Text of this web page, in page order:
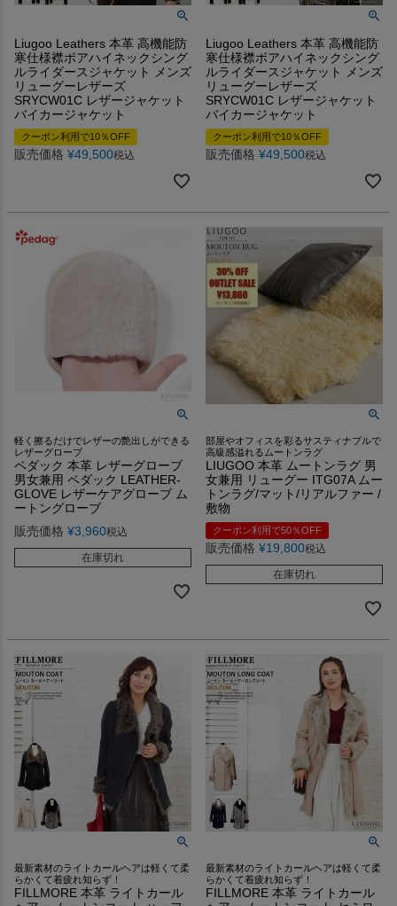
Liugoo Leathers 本革 高機能防
寒仕様襟ボアハイネックシング
ルライダースジャケット メンズ
リューグーレザーズ
SRYCW01C レザージャケット
バイカージャケット
クーポン利用で10％OFF
販売価格 ¥49,500税込
Liugoo Leathers 本革 高機能防
寒仕様襟ボアハイネックシング
ルライダースジャケット メンズ
リューグーレザーズ
SRYCW01C レザージャケット
バイカージャケット
クーポン利用で10％OFF
販売価格 ¥49,500税込
軽く擦るだけでレザーの艶出しができる
レザーグローブ
ペダック 本革 レザーグローブ
男女兼用 ペダック LEATHER-
GLOVE レザーケアグローブ ム
ートングローブ
販売価格 ¥3,960税込
在庫切れ
部屋やオフィスを彩るサスティナブルで
高級感溢れるムートンラグ
LIUGOO 本革 ムートンラグ 男
女兼用 リューグー ITG07A ムー
トンラグ/マット/リアルファー /
敷物
クーポン利用で50％OFF
販売価格 ¥19,800税込
在庫切れ
最新素材のライトカールヘアは軽くて柔
らかくて着疲れ知らず！
FILLMORE 本革 ライトカール
最新素材のライトカールヘアは軽くて柔
らかくて着疲れ知らず！
FILLMORE 本革 ライトカール